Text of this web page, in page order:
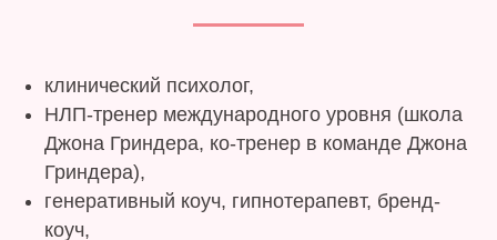
клинический психолог,
НЛП-тренер международного уровня (школа
Джона Гриндера, ко-тренер в команде Джона
Гриндера),
генеративный коуч, гипнотерапевт, бренд-
коуч,